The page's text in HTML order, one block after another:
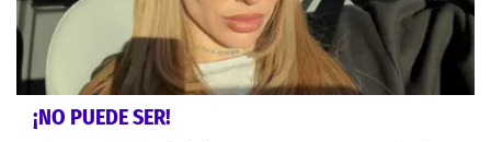
¡NO PUEDE SER!